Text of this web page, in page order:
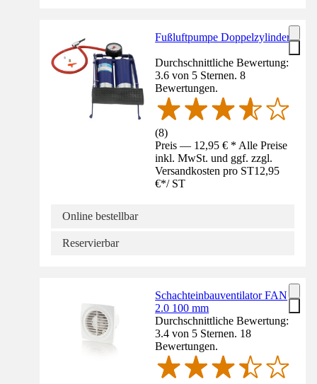
Fußluftpumpe Doppelzylinder
Durchschnittliche Bewertung:
3.6 von 5 Sternen. 8
Bewertungen.
(8)
Preis — 12,95 € * Alle Preise
inkl. MwSt. und ggf. zzgl.
Versandkosten pro ST12,95
€*/ ST
Online bestellbar
Reservierbar
Schachteinbauventilator FAN
2.0 100 mm
Durchschnittliche Bewertung:
3.4 von 5 Sternen. 18
Bewertungen.